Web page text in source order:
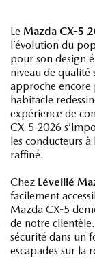
Le Mazda CX-5
l’évolution du
pour son design
niveau de qualité
approche encore
habitacle
expérience de
CX-5 2026
les conducteurs
raffiné.
Chez Léveillé
facilement
Mazda CX-5
de notre
sécurité dans un
escapades sur la